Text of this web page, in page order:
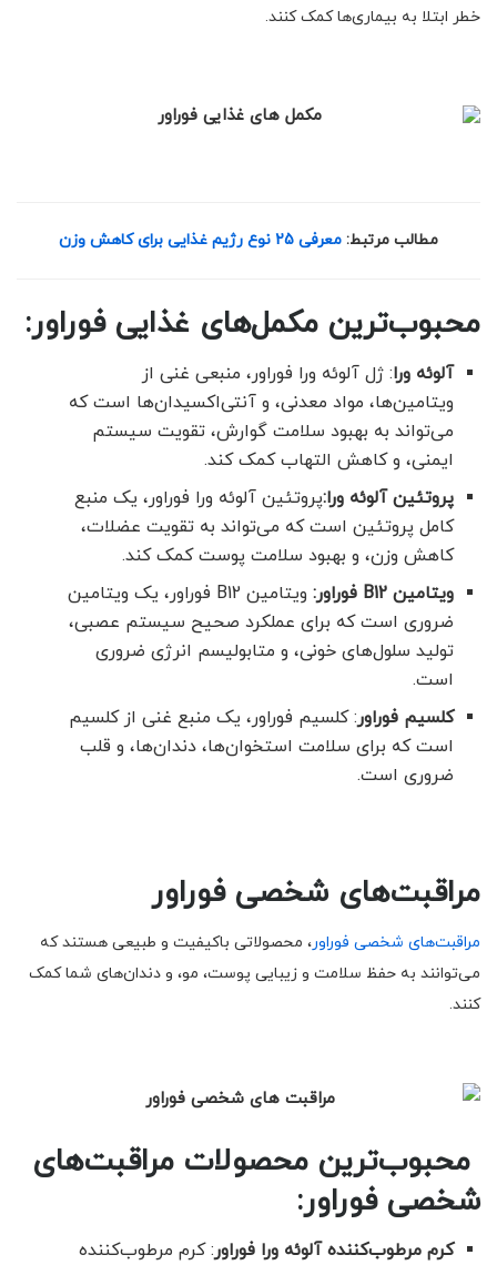
خطر ابتلا به بیماری‌ها کمک کنند.
مطالب مرتبط: معرفی 25 نوع رژیم غذایی برای کاهش وزن
محبوب‌ترین مکمل‌های غذایی فوراور:
آلوئه ورا: ژل آلوئه ورا فوراور، منبعی غنی از
ویتامین‌ها، مواد معدنی، و آنتی‌اکسیدان‌ها است که
می‌تواند به بهبود سلامت گوارش، تقویت سیستم
ایمنی، و کاهش التهاب کمک کند.
پروتئین آلوئه ورا:پروتئین آلوئه ورا فوراور، یک منبع
کامل پروتئین است که می‌تواند به تقویت عضلات،
کاهش وزن، و بهبود سلامت پوست کمک کند.
ویتامین
فوراور:
ویتامین B12 فوراور، یک ویتامین
ضروری است که برای عملکرد صحیح سیستم عصبی،
تولید سلول‌های خونی، و متابولیسم انرژی ضروری
است.
کلسیم فوراور: کلسیم فوراور، یک منبع غنی از کلسیم
است که برای سلامت استخوان‌ها، دندان‌ها، و قلب
ضروری است.
مراقبت‌های شخصی فوراور
مراقبت‌های شخصی فوراور، محصولاتی باکیفیت و طبیعی هستند که
می‌توانند به حفظ سلامت و زیبایی پوست، مو، و دندان‌های شما کمک
کنند.
محبوب‌ترین محصولات مراقبت‌های
شخصی فوراور:
کرم مرطوب‌کننده آلوئه ورا فوراور: کرم مرطوب‌کننده